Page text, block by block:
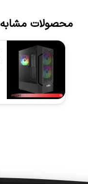
محصولات مشابه